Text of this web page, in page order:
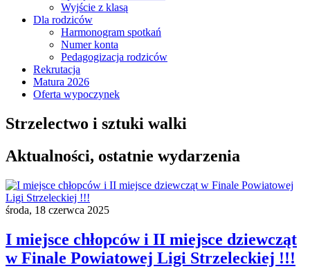
Wyjście z klasą
Dla rodziców
Harmonogram spotkań
Numer konta
Pedagogizacja rodziców
Rekrutacja
Matura 2026
Oferta wypoczynek
Strzelectwo i sztuki walki
Aktualności, ostatnie wydarzenia
środa, 18 czerwca 2025
I miejsce chłopców i II miejsce dziewcząt
w Finale Powiatowej Ligi Strzeleckiej !!!